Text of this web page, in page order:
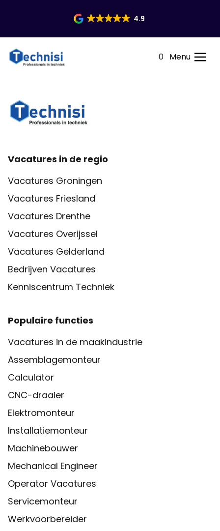
4.9
0 Menu
Vacatures in de regio
Vacatures Groningen
Vacatures Friesland
Vacatures Drenthe
Vacatures Overijssel
Vacatures Gelderland
Bedrijven Vacatures
Kenniscentrum Techniek
Populaire functies
Vacatures in de maakindustrie
Assemblagemonteur
Calculator
CNC-draaier
Elektromonteur
Installatiemonteur
Machinebouwer
Mechanical Engineer
Operator Vacatures
Servicemonteur
Werkvoorbereider